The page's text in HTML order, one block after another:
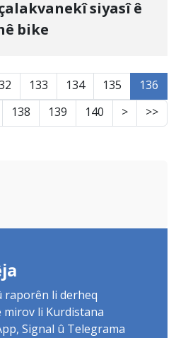
siyasî ê
bike
133 134 135
136
138 139 140 > >>
raporên li derheq
li Kurdistana
Signal û Telegrama